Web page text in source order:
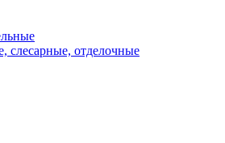
слесарные, отделочные